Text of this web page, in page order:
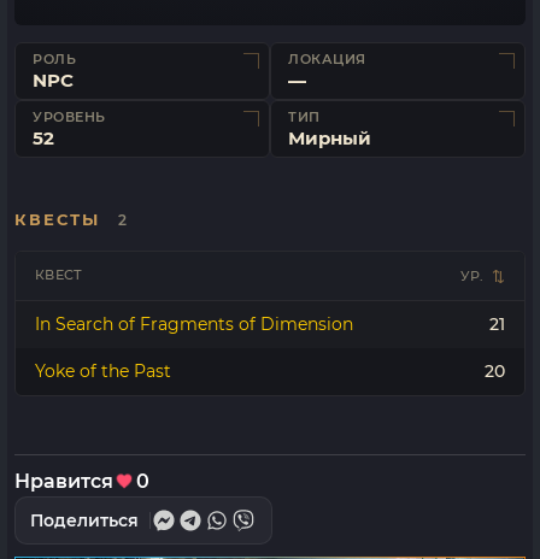
РОЛЬ
NPC
ЛОКАЦИЯ
—
УРОВЕНЬ
52
ТИП
Мирный
КВЕСТЫ 2
КВЕСТ УР.
In Search of Fragments of Dimension 21
Yoke of the Past 20
Нравится 0
Поделиться